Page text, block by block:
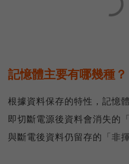
記憶體主要有哪幾種？
根據資料保存的特性，記憶
即切斷電源後資料會消失的
與斷電後資料仍留存的「非